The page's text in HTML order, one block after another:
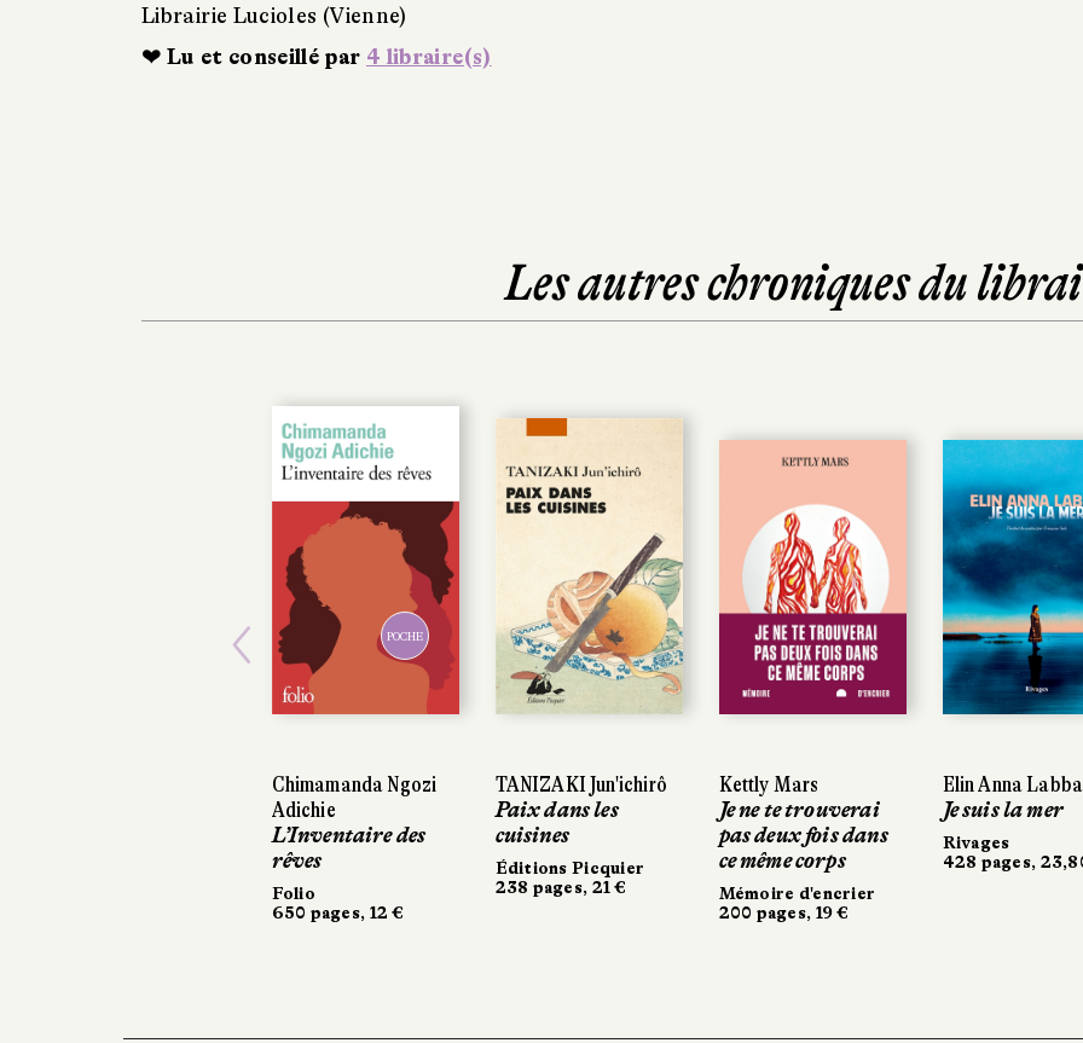
Librairie Lucioles (Vienne)
❤ Lu et conseillé par 4 libraire(s)
Les autres chroniques du
POCHE
Chimamanda Ngozi
Adichie
L’Inventaire des
rêves
Folio
650 pages, 12 €
TANIZAKI Jun'ichirô
Paix dans les
cuisines
Éditions Picquier
238 pages, 21 €
Kettly Mars
Je ne te trouverai
pas deux fois dans
ce même corps
Mémoire d'encrier
200 pages, 19 €
Elin Anna Labba
Je suis la mer
Rivages
428 pages,
TANIZAKI Jun'ichirô
Paix dans les
cuisines
Éditions Picquier
238 pages, 21 €
Kettly Mars
Je ne te trouverai
pas deux fois dans
ce même corps
Mémoire d'encrier
200 pages, 19 €
Elin Anna Labba
Je suis la mer
Rivages
428 pages,
Previous